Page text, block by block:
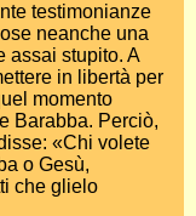
testimonianze
neanche una
assai stupito. A
in libertà per
momento
Barabba. Perciò,
«Chi volete
o Gesù,
che glielo